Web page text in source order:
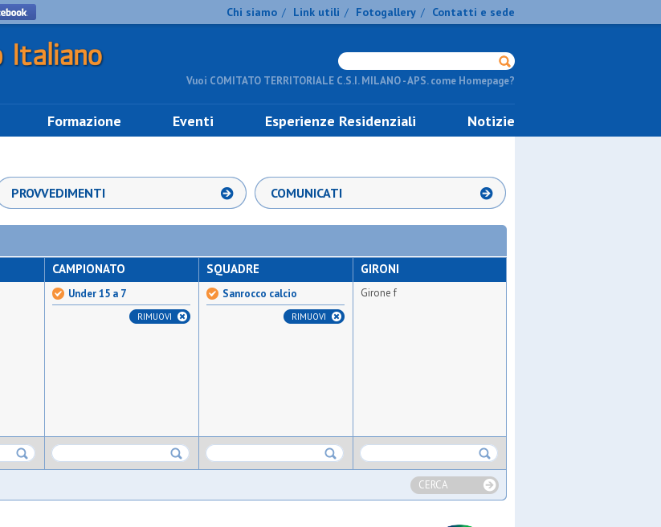
Chi siamo / Link utili / Fotogallery / Contatti e sede
Vuoi COMITATO TERRITORIALE C.S.I. MILANO - APS. come Homepage?
Formazione Eventi Esperienze Residenziali Notizie
PROVVEDIMENTI COMUNICATI
CAMPIONATO
Under 15 a 7
RIMUOVI
SQUADRE
Sanrocco calcio
RIMUOVI
GIRONI
Girone f
CERCA